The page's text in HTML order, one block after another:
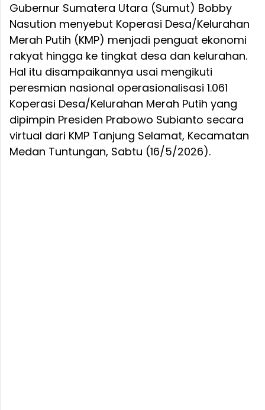
Gubernur Sumatera Utara (Sumut) Bobby
Nasution menyebut Koperasi Desa/Kelurahan
Merah Putih (KMP) menjadi penguat ekonomi
rakyat hingga ke tingkat desa dan kelurahan.
Hal itu disampaikannya usai mengikuti
peresmian nasional operasionalisasi 1.061
Koperasi Desa/Kelurahan Merah Putih yang
dipimpin Presiden Prabowo Subianto secara
virtual dari KMP Tanjung Selamat, Kecamatan
Medan Tuntungan, Sabtu (16/5/2026).